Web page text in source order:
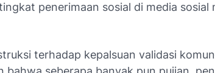
penerimaan sosial di media sosial
terhadap kepalsuan validasi